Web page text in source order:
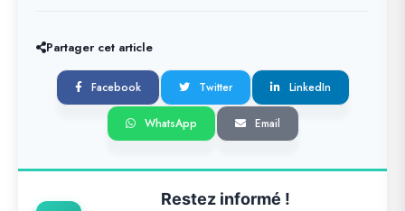
Partager cet article
Facebook Twitter LinkedIn
WhatsApp Email
Restez informé !